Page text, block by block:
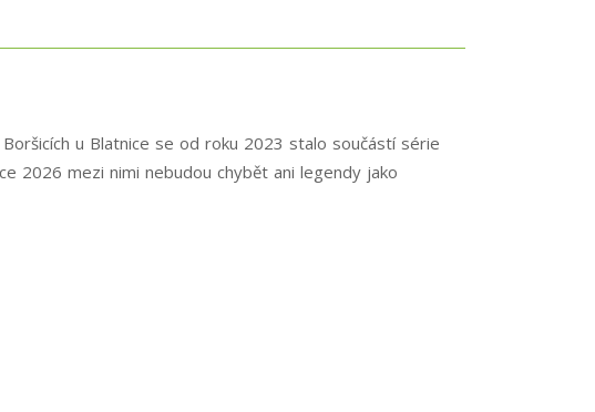
u Blatnice se od roku 2023 stalo součástí série
2026 mezi nimi nebudou chybět ani legendy jako